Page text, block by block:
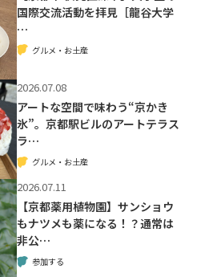
国際交流活動を拝見［龍谷大学
…
グルメ・お土産
2026.07.08
アートな空間で味わう“京かき
氷”。京都駅ビルのアートテラス
ラ…
グルメ・お土産
2026.07.11
【京都薬用植物園】サンショウ
もナツメも薬になる！？通常は
非公…
参加する